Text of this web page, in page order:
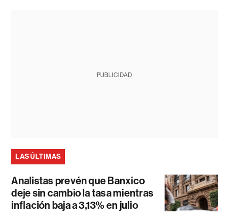
PUBLICIDAD
LAS ÚLTIMAS
Analistas prevén que Banxico
deje sin cambio la tasa mientras
inflación baja a 3,13% en julio